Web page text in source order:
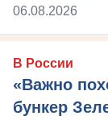
06.08.2026
В России
«Важно
бункер